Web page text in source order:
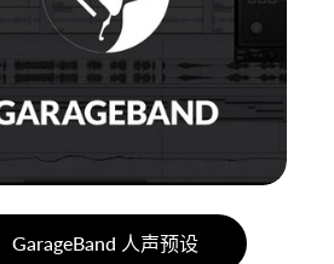
GarageBand 人声预设